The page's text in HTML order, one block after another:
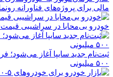
مالی برای پروژه‌های فناورانه
خودرو بی‌محابا در سراشیبی
۵۰۰ میلیونی